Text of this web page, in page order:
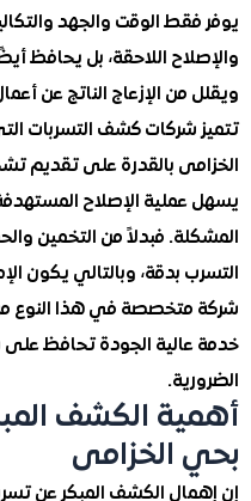
الوقت والجهد والتكاليف
اللاحقة، بل يحافظ أيضًا على
الإزعاج الناتج عن أعمال البناء.
كشف التسربات التي
بالقدرة على تقديم تشخيص
الإصلاح المستهدفة ويقلل
فبدلاً من التخمين والحفر
بدقة، وبالتالي يكون الإصلاح
في هذا النوع من
الجودة تحافظ على سلامة
الكشف المبكر
الكشف المبكر عن تسربات